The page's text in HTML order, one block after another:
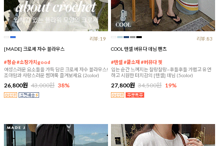
리뷰:19
[MADE] 크로셰 자수 블라우스
#청순 #소장가치good
여성스러운 요소들을 가득 담은 크로셰 자수 블라우스!
조아맘과 사랑스러운 썸머룩 즐겨보세요 (2color)
26,800원 43,000원 38%
리뷰:83
COOL 텐셀 버뮤다 데님 팬츠
#텐셀 #쿨소재 #버뮤다 핏
입는 순간 느껴지는 찰랑찰랑~후들후들 가볍고 유연
하고 시원한 터치감의 [텐셀] 데님 (5color)
27,800원 34,500원 19%